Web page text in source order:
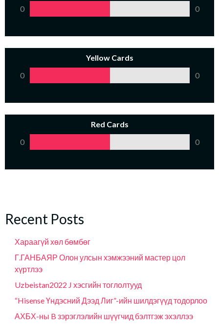
0
0
Yellow Cards
0
0
Red Cards
0
0
Recent Posts
Хараагүй хөл бөмбөг
Г.ГАНБАЯР Олон улсын хэмжээний мастер цол
хүртлээ
Uzbeistan2022 J хэсгийн тоглолтууд
“Hisense Үндэсний Дээд Лиг”-ийн шилдэгүүд тодорлоо
АХБХ-ны B зэрэглэлийн шүүгчид бэлтгэж эхэллээ